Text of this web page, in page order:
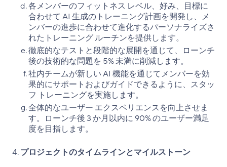
各メンバーのフィットネス レベル、好み、目標に
合わせて AI 生成のトレーニング計画を開発し、メ
ンバーの進歩に合わせて進化するパーソナライズさ
れたトレーニング ルーチンを提供します。
徹底的なテストと段階的な展開を通じて、ローンチ
後の技術的な問題を 5% 未満に削減します。
社内チームが新しい AI 機能を通じてメンバーを効
果的にサポートおよびガイドできるように、スタッ
フ トレーニングを実施します。
全体的なユーザー エクスペリエンスを向上させま
す。ローンチ後 3 か月以内に 90% のユーザー満足
度を目指します。
プロジェクトのタイムラインとマイルストーン